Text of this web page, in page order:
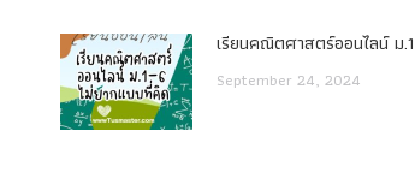
เรียนคณิตศาสตร์ออนไลน์ ม
September 24, 2024